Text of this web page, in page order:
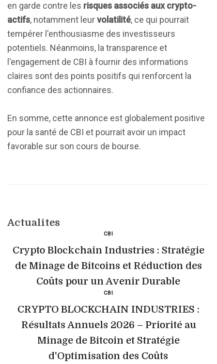
en garde contre les risques associés aux crypto-
actifs, notamment leurvolatilité, ce qui pourrait
tempérer l'enthousiasme des investisseurs
potentiels. Néanmoins, la transparence et
l'engagement de CBI à fournir des informations
claires sont des points positifs qui renforcent la
confiance des actionnaires.
En somme, cette annonce est globalement positive
pour la santé de CBI et pourrait avoir un impact
favorable sur son cours de bourse.
Actualites
CBI
Crypto Blockchain Industries : Stratégie
de Minage de Bitcoins et Réduction des
Coûts pour un Avenir Durable
CBI
CRYPTO BLOCKCHAIN INDUSTRIES :
Résultats Annuels 2026 – Priorité au
Minage de Bitcoin et Stratégie
d'Optimisation des Coûts